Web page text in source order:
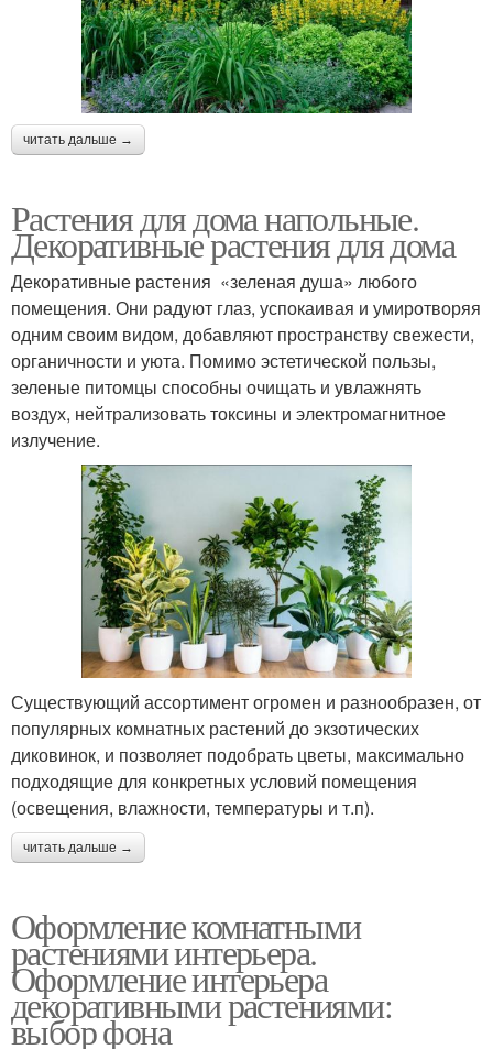
читать дальше →
Растения для дома напольные.
Декоративные растения для дома
Декоративные растения «зеленая душа» любого
помещения. Они радуют глаз, успокаивая и умиротворяя
одним своим видом, добавляют пространству свежести,
органичности и уюта. Помимо эстетической пользы,
зеленые питомцы способны очищать и увлажнять
воздух, нейтрализовать токсины и электромагнитное
излучение.
Существующий ассортимент огромен и разнообразен, от
популярных комнатных растений до экзотических
диковинок, и позволяет подобрать цветы, максимально
подходящие для конкретных условий помещения
(освещения, влажности, температуры и т.п).
читать дальше →
Оформление комнатными
растениями интерьера.
Оформление интерьера
декоративными растениями:
выбор фона